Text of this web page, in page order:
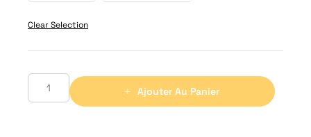
Clear Selection
Ajouter Au Panier